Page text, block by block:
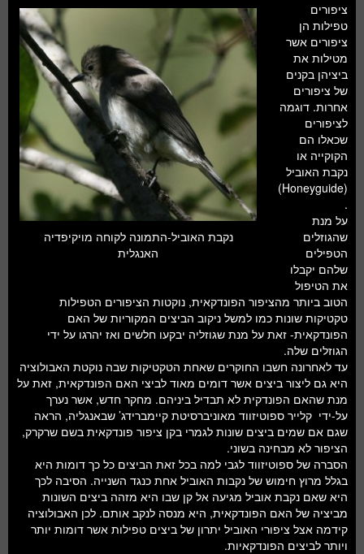
נקבת האוביל-התמונה לקוחה מויקיפדיה
האנגלית
ציפורים
טפילות הן
ציפורים אשר
מטילות את
ביציהן בקנים
של ציפורים
אחרות. דוגמה
לציפורים
שכאלו הם
הקוקייה או
נקבת האוביל
(Honeyguide)
.
על מנת
שהגוזלים
הטפילים
שלהם יקבלו
את הטיפול
הטוב ביותר מהציפור הפונדקאית, נוקטות הציפורים הטפילות
טקטיקות שונות כמו למשל ניקוב הביצים המקוריות של האם
הפונדקאית- זאת על מנת שגוזליה יבקעו חלשים ואז יהרגו על ידי
הגוזלים שלה.
עד לאחרונה חשבו החוקרים שאחת הטקטיקות שבה נוקטת האבולוציה
היא גם ליצור ביצים אשר דומים מאוד לביצי האם הפונדקאית, זאת על
מנת שהאם הפונדקית לא תבדיל ביניהם. מחקר חדש, אשר נערך
על-ידי קלייר ספוטיזווד מאוניברסיטת קיימברידג’ שבאנגליה, הראה
שגם אם שמים ביצים שונות לגמרי בקן ציפור פונדקאית בשם שרקרק,
הציפור לא מבחינה בשוני.
הסברה של ספוטיזווד לגבי למה בכל זאת הביצים כל כך דומות היא
בגלל מרוץ חימוש של נקבות האוביל אחת כנגד השנייה. הסיבה לכך
היא שאם נקבת אוביל מגיעה אל קן שבו היא מזהה ביצים השונות
מביציה של האם הפונדקאית, היא מנסה לנקב אותם. לכן האבולוציה
קידמה אצל ציפורי האוביל יתרון של ביצים טפילות אשר דומות יותר
ויותר לביצים הפונדקאיות.